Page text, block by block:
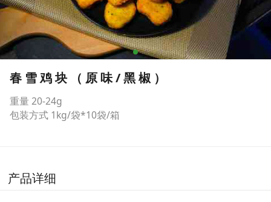
春 雪 鸡 块 （ 原 味 / 黑 椒 ）
重量 20-24g
包装方式 1kg/袋*10袋/箱
产品详细